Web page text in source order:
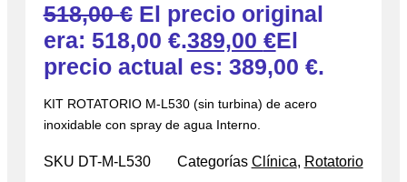
518,00€ El precio original
era: 518,00 €.389,00 €El
precio actual es: 389,00 €.
KIT ROTATORIO M-L530 (sin turbina) de acero
inoxidable con spray de agua Interno.
SKU DT-M-L530 Categorías Clínica, Rotatorio